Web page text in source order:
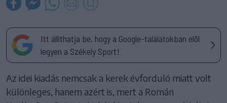
Itt állíthatja be, hogy a Google-találatokban elöl
legyen a Székely Sport!
Az idei kiadás nemcsak a kerek évforduló miatt volt
különleges, hanem azért is, mert a Román